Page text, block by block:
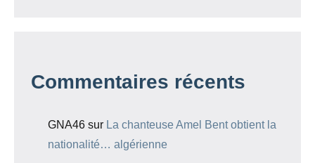
Commentaires récents
GNA46 sur La chanteuse Amel Bent obtient la
nationalité… algérienne